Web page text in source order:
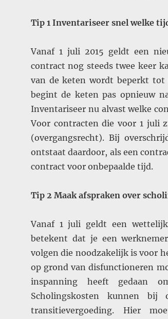
Tip 1 Inventariseer snel welke
Vanaf 1 juli 2015 geldt een
contract nog steeds twee keer
van de keten wordt beperkt tot
begint de keten pas opnieuw
Inventariseer nu alvast welke
Voor contracten die voor 1 juli
(overgangsrecht). Bij
ontstaat daardoor, als een
contract voor onbepaalde tijd.
Tip 2 Maak afspraken over
Vanaf 1 juli geldt een
betekent dat je een
volgen die noodzakelijk is voor
op grond van disfunctioneren
inspanning heeft gedaan
Scholingskosten kunnen bij
transitievergoeding. Hier